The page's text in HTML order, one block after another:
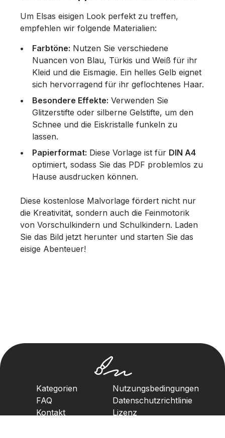
Um Elsas eisigen Look perfekt zu treffen,
empfehlen wir folgende Materialien:
Farbtöne: Nutzen Sie verschiedene
Nuancen von Blau, Türkis und Weiß für ihr
Kleid und die Eismagie. Ein helles Gelb eignet
sich hervorragend für ihr geflochtenes Haar.
Besondere Effekte: Verwenden Sie
Glitzerstifte oder silberne Gelstifte, um den
Schnee und die Eiskristalle funkeln zu
lassen.
Papierformat: Diese Vorlage ist für DIN A4
optimiert, sodass Sie das PDF problemlos zu
Hause ausdrucken können.
Diese kostenlose Malvorlage fördert nicht nur
die Kreativität, sondern auch die Feinmotorik
von Vorschulkindern und Schulkindern. Laden
Sie das Bild jetzt herunter und starten Sie das
eisige Abenteuer!
Kategorien
FAQ
Kontakt
Nutzungsbedingungen
Datenschutzrichtlinie
Lizenz